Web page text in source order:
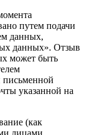
путем подачи
данных,
данных». Отзыв
может быть
письменной
указанной на
(как
лицами